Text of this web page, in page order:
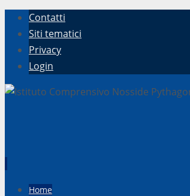
Contatti
Siti tematici
Privacy
Login
Home